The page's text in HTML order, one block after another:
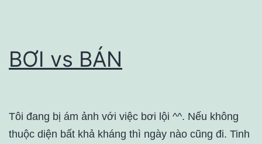
BƠI vs BÁN
Tôi đang bị ám ảnh với việc bơi lội ^^. Nếu không
thuộc diện bất khả kháng thì ngày nào cũng đi. Tinh